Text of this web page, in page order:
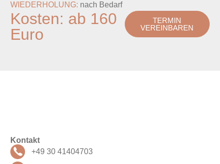
WIEDERHOLUNG: nach Bedarf
Kosten: ab 160
Euro
TERMIN
VEREINBAREN
Kontakt
+49 30 41404703